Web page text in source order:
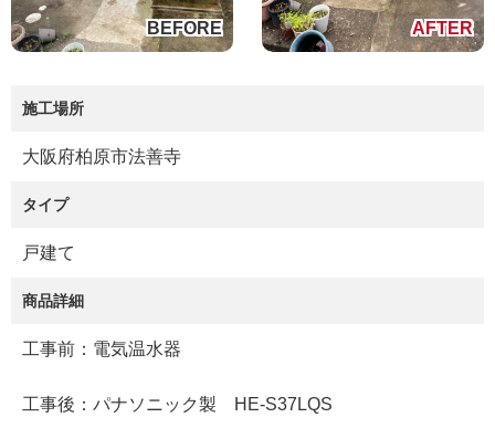
施工場所
大阪府柏原市法善寺
タイプ
戸建て
商品詳細
工事前：電気温水器
工事後：パナソニック製 HE-S37LQS